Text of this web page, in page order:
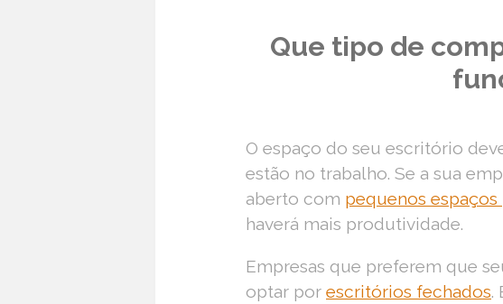
Que tipo de
O espaço do seu escritório
estão no trabalho. Se a sua
aberto com pequenos
haverá mais produtividade.
Empresas que preferem que
optar por escritórios fechados.